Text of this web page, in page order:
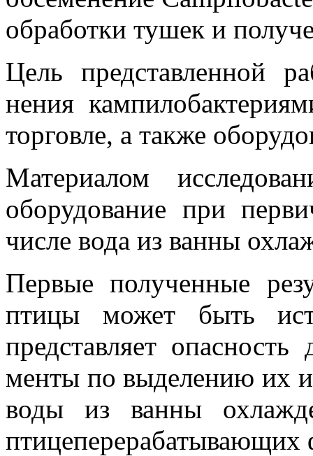
обработки тушек и
Цель представленной
нения
торговле, а также
Материалом
оборудование при
числе вода из ванны
Первые полученные
птицы может быть
представляет
менты по выделению их
воды из ванны
птицеперерабатывающих